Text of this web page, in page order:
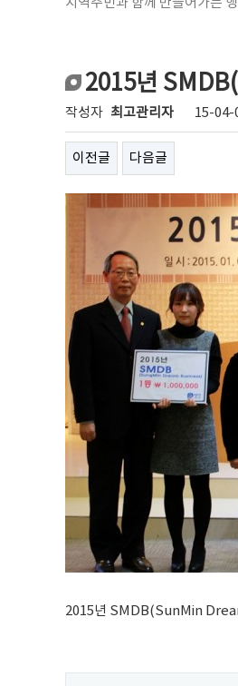
지역주민과 함께 만들어가는
2015년
작성자 최고관리자 15-04-
이전글 다음글
2015년 SMDB(SunMin